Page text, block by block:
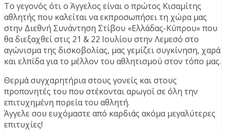
Το γεγονός ότι ο Άγγελος είναι ο πρώτος Κισαμίτης
αθλητής που καλείται να εκπροσωπήσει τη χώρα μας
στην Διεθνή Συνάντηση Στίβου «Ελλάδας-Κύπρου» που
θα διεξαχθεί στις 21 & 22 Ιουλίου στην Λεμεσό στο
αγώνισμα της δισκοβολίας, μας γεμίζει συγκίνηση, χαρά
και ελπίδα για το μέλλον του αθλητισμού στον τόπο μας.
Θερμά συγχαρητήρια στους γονείς και στους
προπονητές του που στέκονται αρωγοί σε όλη την
επιτυχημένη πορεία του αθλητή.
Άγγελε σου ευχόμαστε από καρδιάς ακόμα μεγαλύτερες
επιτυχίες!